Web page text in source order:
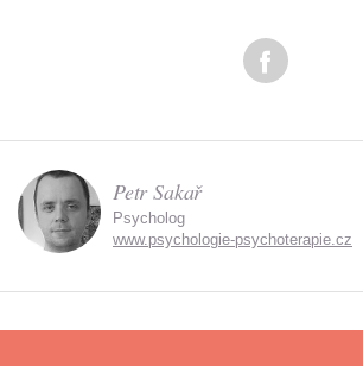
Petr Sakař
Psycholog
www.psychologie-psychoterapie.cz